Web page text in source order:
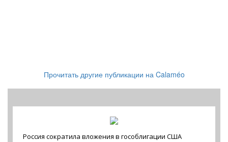
Прочитать другие публикации на Calaméo
Россия сократила вложения в гособлигации США